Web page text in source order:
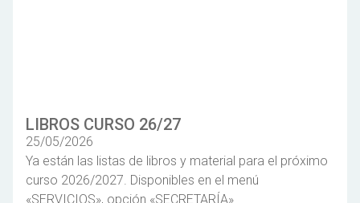
LIBROS CURSO 26/27
25/05/2026
Ya están las listas de libros y material para el próximo
curso 2026/2027. Disponibles en el menú
«SERVICIOS», opción «SECRETARÍA»